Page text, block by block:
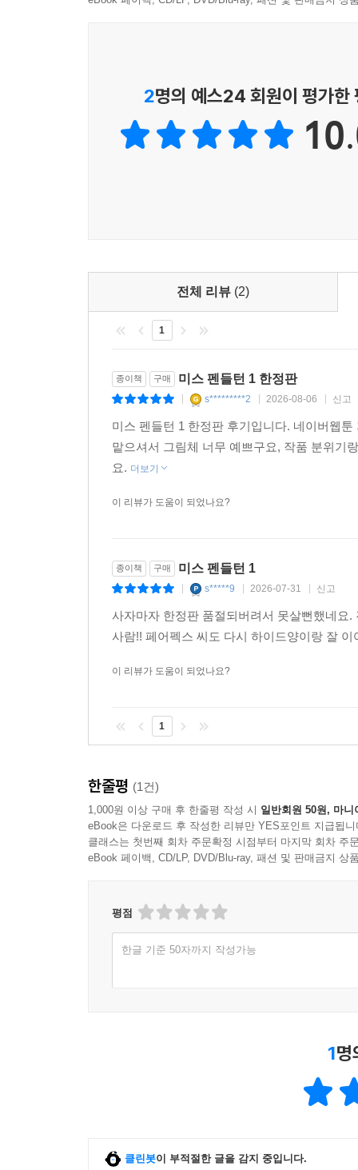
2명의 예스24 회원이 평가한
전체 리뷰 (2)
1
종이책 구매 미스 펜들턴 1 한정판
s*********2 2026-08-06 신고
미스 펜들턴 1 한정판 후기입니다. 네이버웹
맡으셔서 그림체 너무 예쁘구요, 작품 분위기
요. 더보기
이 리뷰가 도움이 되었나요?
종이책 구매 미스 펜들턴 1
s*****9 2026-07-31 신고
사자마자 한정판 품절되버려서 못살뻔했네요
사람!! 페어펙스 씨도 다시 하이드양이랑 잘
이 리뷰가 도움이 되었나요?
1
한줄평 (1건)
1,000원 이상 구매 후 한줄평 작성 시 일반회원 50원, 마니
eBook은 다운로드 후 작성한 리뷰만 YES포인트 지급됩니
클래스는 첫번째 회차 주문확정 시점부터 마지막 회차 주
eBook 페이백, CD/LP, DVD/Blu-ray, 패션 및 판매금지 상
평점
한글 기준 50자까지 작성가능
1명
클린봇이 부적절한 글을 감지 중입니다.